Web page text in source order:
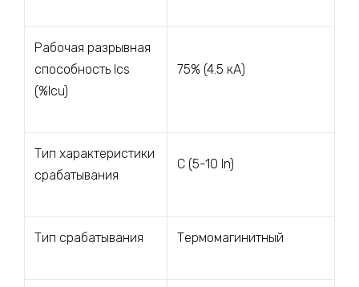
Рабочая разрывная
способность Ics
(%Icu)
75% (4.5 кА)
Тип характеристики
срабатывания
C (5-10 In)
Тип срабатывания Термомагинитный